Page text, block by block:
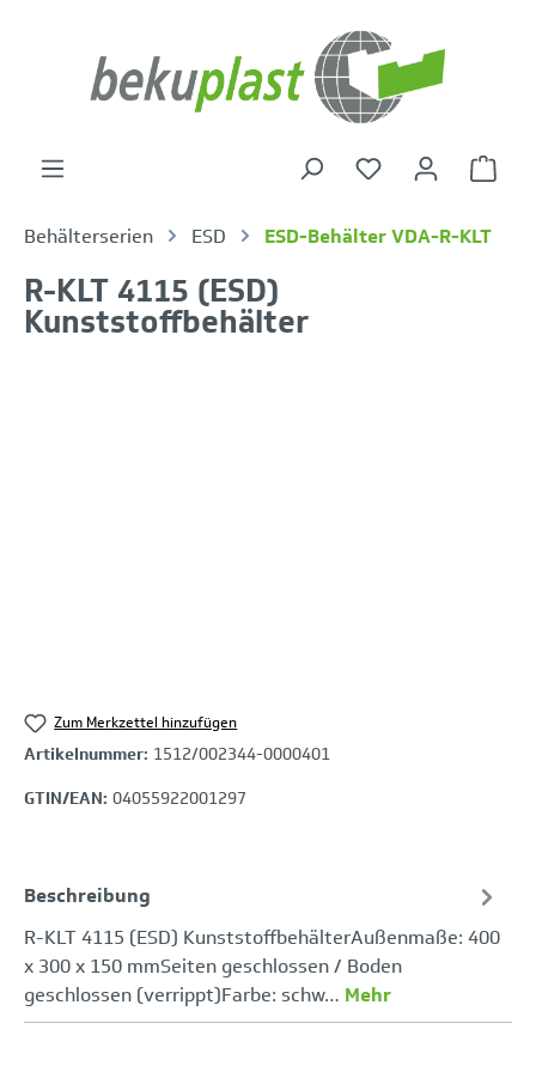
Behälterserien ESD ESD-Behälter VDA-R-KLT
R-KLT 4115 (ESD)
Kunststoffbehälter
Zum Merkzettel hinzufügen
Artikelnummer: 1512/002344-0000401
GTIN/EAN: 04055922001297
Beschreibung
R-KLT 4115 (ESD) KunststoffbehälterAußenmaße: 400
x 300 x 150 mmSeiten geschlossen / Boden
geschlossen (verrippt)Farbe: schw… Mehr